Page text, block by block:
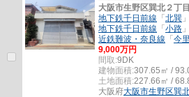
大阪市生野区巽北２丁
地下鉄千日前線 「北巽
地下鉄千日前線 「小路
近鉄難波・奈良線 「今里
9,000万円
間取:9DK
建物面積:307.65㎡ /
土地面積:227.66㎡ /
大阪府大阪市生野区巽